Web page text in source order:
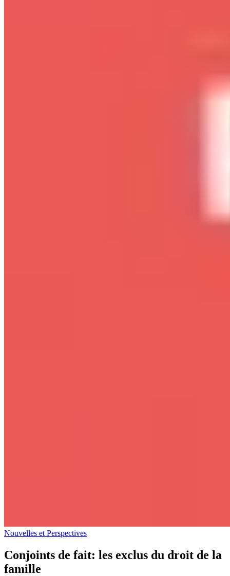
Nouvelles et Perspectives
Conjoints de fait: les exclus du droit de la
famille